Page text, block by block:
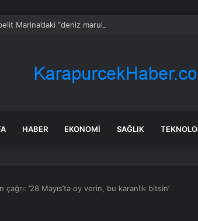
Marina’daki “deniz marulu” sorununa neşter: 345
HABER EKONOMI SAĞLIK
çağrı: ’28 Mayıs’ta oy verin, bu karanlık bitsin’